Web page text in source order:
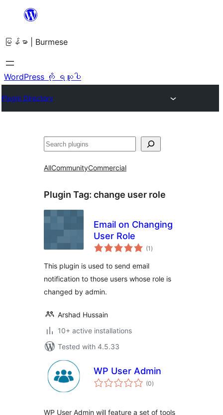
အကြောင်းအရာ
ကျော်သွား
ရန်
မြန်မာ | Burmese
WordPress ကို ရယူပါ
Plugin Directory
ရှာ
AllCommunityCommercial
Plugin Tag: change user role
Email on Changing
User Role
(1 total
ratings
)
This plugin is used to send email
notification to those users whose role is
changed by admin.
Arshad Hussain
10+ active installations
Tested with 4.5.33
WP User Admin
(0total
ratings
)
WP User Admin will feature a set of tools